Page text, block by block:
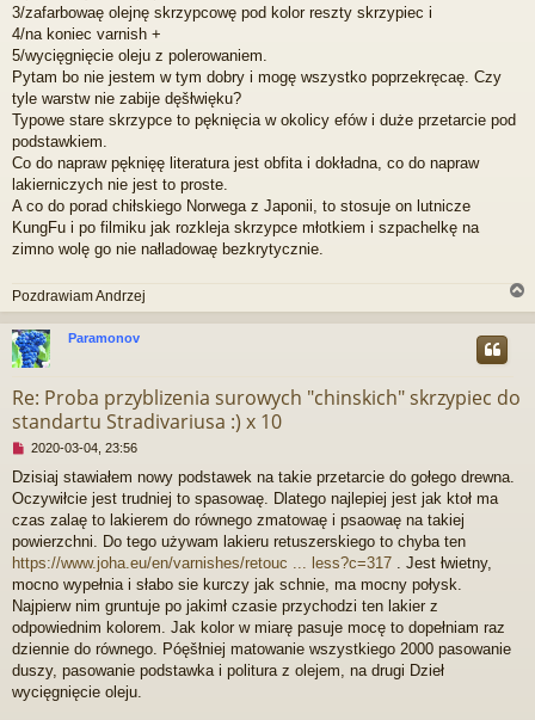
c
z
y
t
a
y
p
o
s
3/zafarbowaę olejnę skrzypcowę pod kolor reszty skrzypiec i
4/na koniec varnish +
5/wycięgnięcie oleju z polerowaniem.
Pytam bo nie jestem w tym dobry i mogę wszystko poprzekręcaę. Czy
tyle warstw nie zabije dęšłwięku?
Typowe stare skrzypce to pęknięcia w okolicy efów i duże przetarcie pod
podstawkiem.
Co do napraw pęknięę literatura jest obfita i dokładna, co do napraw
lakierniczych nie jest to proste.
A co do porad chiłskiego Norwega z Japonii, to stosuje on lutnicze
KungFu i po filmiku jak rozkleja skrzypce młotkiem i szpachelkę na
zimno wolę go nie nałladowaę bezkrytycznie.
Pozdrawiam Andrzej
a
Paramonov
Re: Proba przyblizenia surowych "chinskich" skrzypiec do
standartu Stradivariusa :) x 10
N
e
p
r
z
c
z
y
t
a
y
p
2020-03-04, 23:56
Dzisiaj stawiałem nowy podstawek na takie przetarcie do gołego drewna.
Oczywiłcie jest trudniej to spasowaę. Dlatego najlepiej jest jak ktoł ma
czas zalaę to lakierem do równego zmatowaę i psaowaę na takiej
powierzchni. Do tego używam lakieru retuszerskiego to chyba ten
https://www.joha.eu/en/varnishes/retouc ... less?c=317 . Jest łwietny,
mocno wypełnia i słabo sie kurczy jak schnie, ma mocny połysk.
Najpierw nim gruntuje po jakimł czasie przychodzi ten lakier z
odpowiednim kolorem. Jak kolor w miarę pasuje mocę to dopełniam raz
dziennie do równego. Póęšłniej matowanie wszystkiego 2000 pasowanie
duszy, pasowanie podstawka i politura z olejem, na drugi Dzieł
wycięgnięcie oleju.